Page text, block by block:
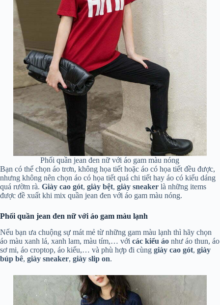
Phối quần jean đen nữ với áo gam màu nóng
Bạn có thể chọn áo trơn, không họa tiết hoặc áo có họa tiết đều được,
nhưng không nên chọn áo có họa tiết quá chi tiết hay áo có kiểu dáng
quá rườm rà. Giày cao gót, giày bệt, giày sneaker là những items
được đề xuất khi mix quần jean đen với áo gam màu nóng.
Phối quần jean đen nữ với áo gam màu lạnh
Nếu bạn ưa chuộng sự mát mẻ từ những gam màu lạnh thì hãy chọn
áo màu xanh lá, xanh lam, màu tím,… với các kiểu áo như áo thun, áo
sơ mi, áo croptop, áo kiểu,… và phù hợp đi cùng giày cao gót, giày
búp bê, giày sneaker, giày slip on.